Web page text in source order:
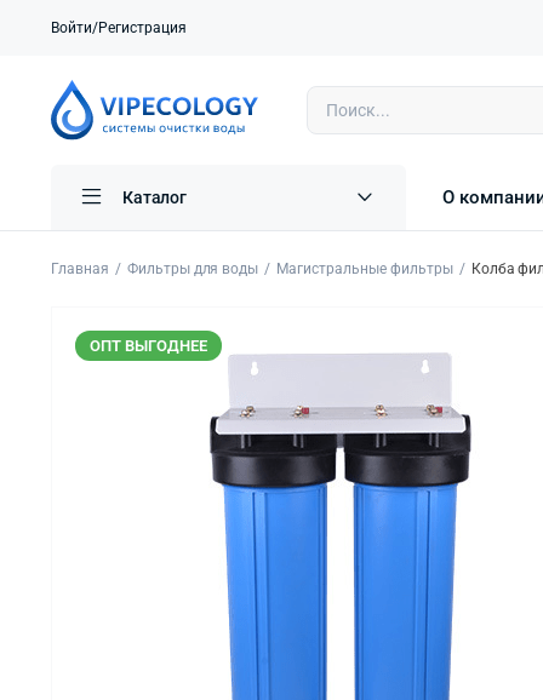
Войти/Регистрация
Каталог О
Главная Фильтры для воды Магистральные фильтры Колба
ОПТ ВЫГОДНЕЕ